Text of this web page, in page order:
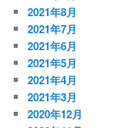
2021年8月
2021年7月
2021年6月
2021年5月
2021年4月
2021年3月
2020年12月